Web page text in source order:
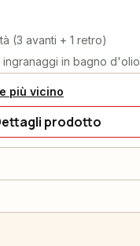
(3 avanti + 1 retro)
ingranaggi in bagno d'olio
più vicino
prodotto